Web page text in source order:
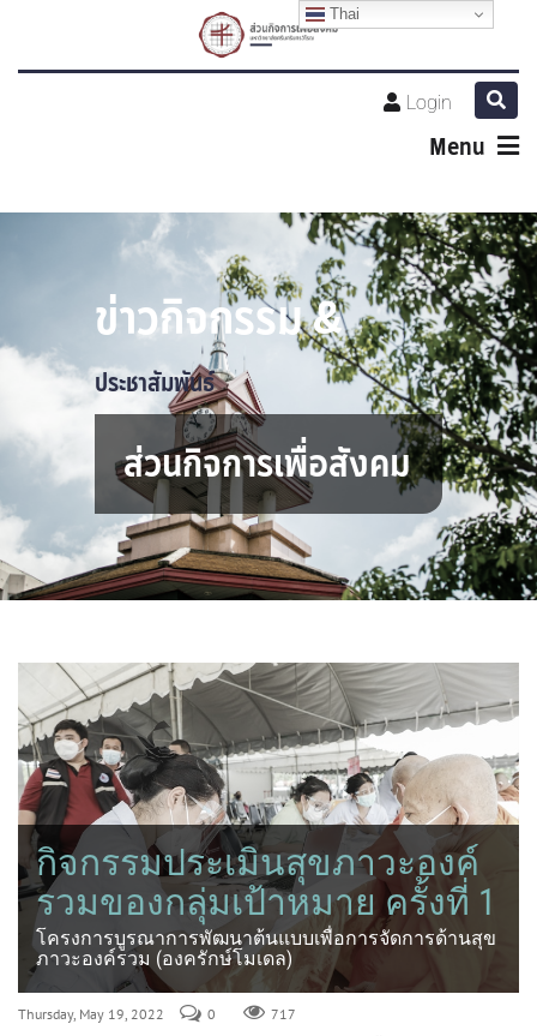
Login
Menu
ข่าวกิจกรรม &
ประชาสัมพันธ์
ส่วนกิจการเพื่อสังคม
กิจกรรมประเมินสุขภาวะองค์
รวมของกลุ่มเป้าหมาย ครั้งที่ 1
โครงการบูรณาการพัฒนาต้นแบบเพื่อการจัดการด้านสุข
ภาวะองค์รวม (องครักษ์โมเดล)
Thursday, May 19, 2022 0 717
Thai